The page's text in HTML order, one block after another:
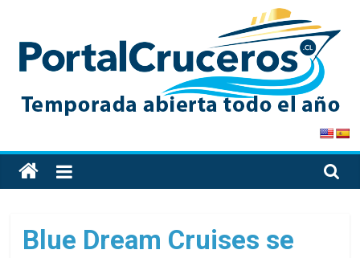
content
PortalCruceros
Toda
la
de
cruceros
Blue Dream Cruises se